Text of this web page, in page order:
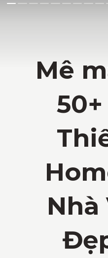
Mê
Nhà